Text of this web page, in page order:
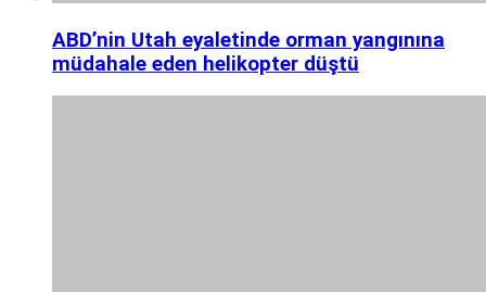
ABD’nin Utah eyaletinde orman yangınına
müdahale eden helikopter düştü